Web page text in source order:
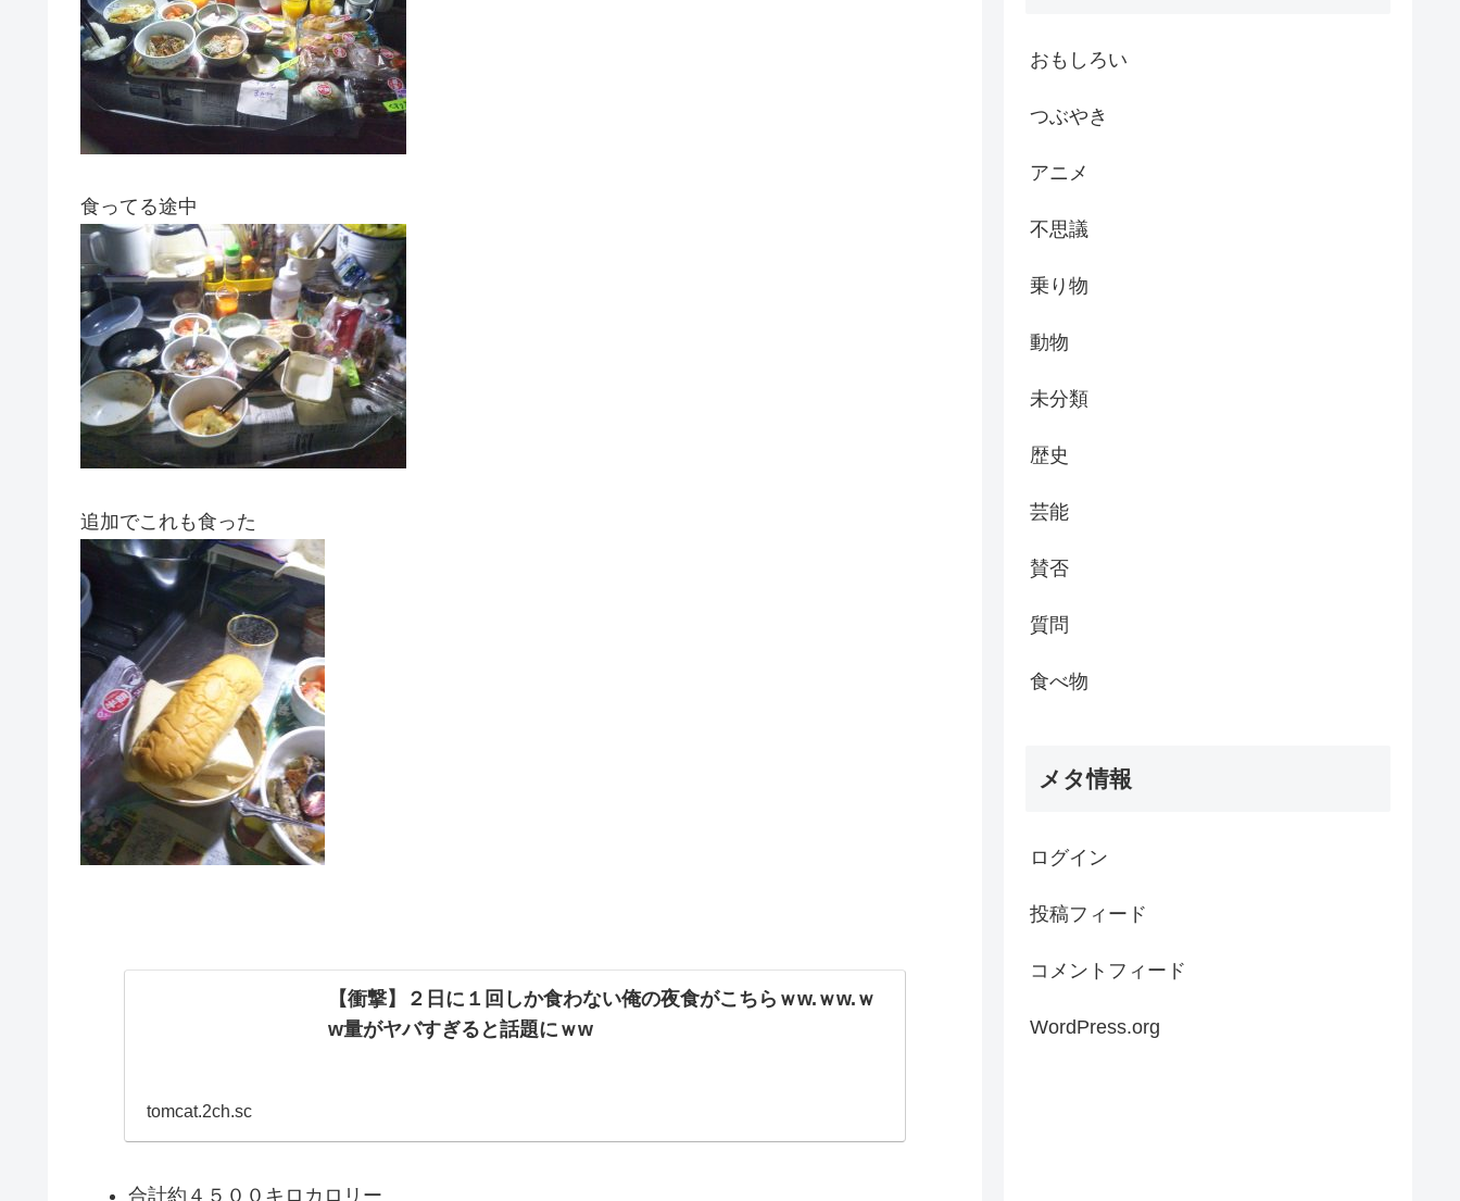
食ってる途中
追加でこれも食った
【衝撃】２日に１回しか食わない俺の夜食がこちらｗw.ｗw.ｗ
w量がヤバすぎると話題にｗw
tomcat.2ch.sc
合計約４５００キロカロリー
おもしろい
つぶやき
アニメ
不思議
乗り物
動物
未分類
歴史
芸能
賛否
質問
食べ物
メタ情報
ログイン
投稿フィード
コメントフィード
WordPress.org